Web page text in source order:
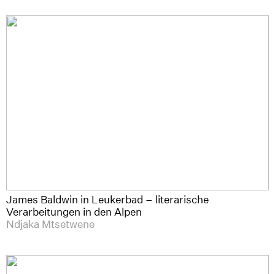
James Baldwin in Leukerbad – literarische
Verarbeitungen in den Alpen
Ndjaka Mtsetwene